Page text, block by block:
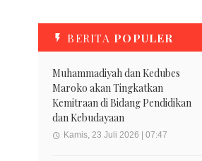
BERITA POPULER
Muhammadiyah dan Kedubes
Maroko akan Tingkatkan
Kemitraan di Bidang Pendidikan
dan Kebudayaan
Kamis, 23 Juli 2026 | 07:47